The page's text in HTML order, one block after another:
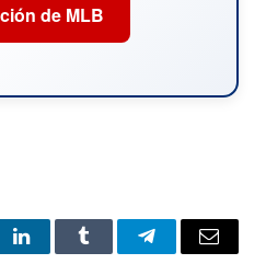
de MLB
LinkedInTumblr TelegramEmail